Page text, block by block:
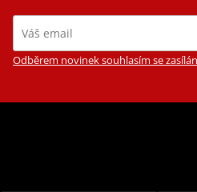
Odběrem novinek souhlasím se